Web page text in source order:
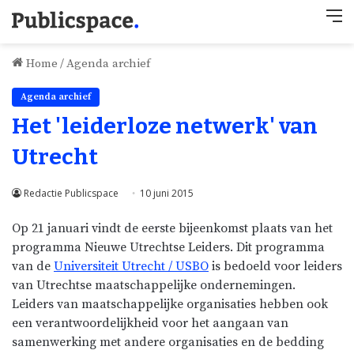
Home /Agenda archief
Agenda archief
Het 'leiderloze netwerk' van
Utrecht
Redactie Publicspace 10 juni 2015
Op 21 januari vindt de eerste bijeenkomst plaats van het
programma Nieuwe Utrechtse Leiders. Dit programma
van de Universiteit Utrecht / USBO is bedoeld voor leiders
van Utrechtse maatschappelijke ondernemingen.
Leiders van maatschappelijke organisaties hebben ook
een verantwoordelijkheid voor het aangaan van
samenwerking met andere organisaties en de bedding